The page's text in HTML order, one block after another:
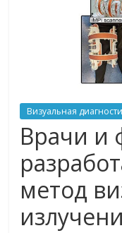
Визуальная
Врачи и
метод